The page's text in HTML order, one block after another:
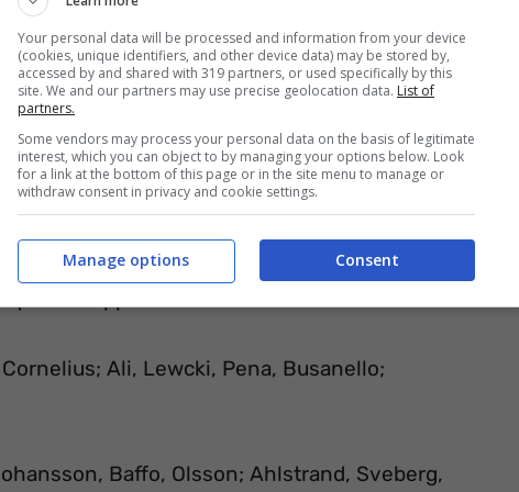
giornata:
ultimissime
con un solo punto in meno rispetto
a pari merito con l’Hacken e puntano a
ci sarà l’
pesante sconfitta per 5-0 contro il Varbergs.
troppo difficile.
Ali, Lewcki, Pena, Busanello;
Baffo, Olsson; Ahlstrand, Sveberg,
Your personal data will be processed and information from your device
(cookies, unique identifiers, and other device data) may be stored by,
accessed by and shared with 319 partners, or used specifically by this
site. We and our partners may use precise geolocation data. List of
partners.
Some vendors may process your personal data on the basis of legitimate
interest, which you can object to by managing your options below. Look
for a link at the bottom of this page or in the site menu to manage or
withdraw consent in privacy and cookie settings.
Consent
Manage options